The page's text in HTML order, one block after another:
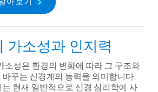
가소성과 인지력
소성은 환경의 변화에 따라 그 구조와
바꾸는 신경계의 능력을 의미합니다.
는 현재 일반적으로 신경 심리학에 사